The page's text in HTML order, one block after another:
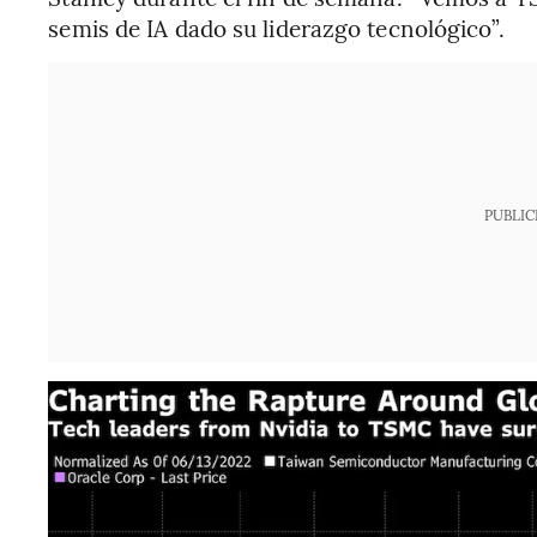
semis de IA dado su liderazgo tecnológico”.